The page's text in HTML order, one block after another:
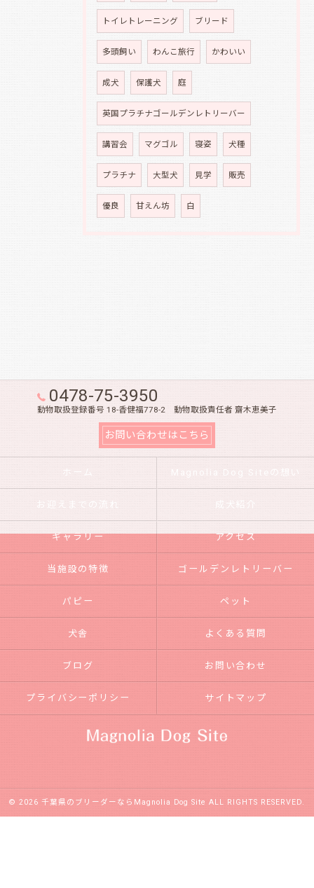
トイレトレーニング ブリード
多頭飼い わんこ旅行 かわいい
成犬 保護犬 庭
英国プラチナゴールデンレトリーバー
講習会 マグゴル 寝姿 犬種
プラチナ 大型犬 見学 販売
優良 甘えん坊 白
0478-75-3950
動物取扱登録番号 18-香健福778-2 動物取扱責任者 齋木恵美子
お問い合わせはこちら
ホーム Magnolia Dog Siteの想い
お迎えまでの流れ 成犬紹介
ギャラリー アクセス
当施設の特徴 ゴールデンレトリーバー
パピー ペット
犬舎 よくある質問
ブログ お問い合わせ
プライバシーポリシー サイトマップ
© 2026 千葉県のブリーダーならMagnolia Dog Site ALL RIGHTS RESERVED.